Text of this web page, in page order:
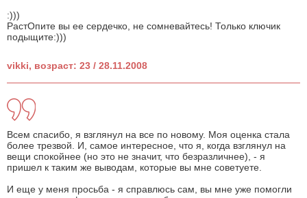
:)))
РастОпите вы ее сердечко, не сомневайтесь! Только ключик
подыщите:)))
vikki, возраст: 23 / 28.11.2008
Всем спасибо, я взглянул на все по новому. Моя оценка стала
более трезвой. И, самое интересное, что я, когда взглянул на
вещи спокойнее (но это не значит, что безразличнее), - я
пришел к таким же выводам, которые вы мне советуете.
И еще у меня просьба - я справлюсь сам, вы мне уже помогли